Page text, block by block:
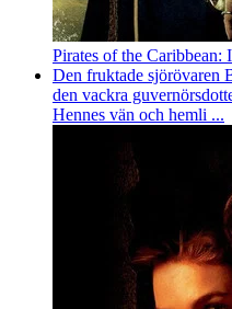
Pirates of the Caribbean:
Den fruktade sjörövaren
den vackra
Hennes vän och hemli ...